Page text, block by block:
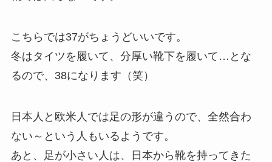
こちらでは37がちょうどいいです。
冬はタイツを履いて、分厚い靴下を履いて…とな
るので、38になります（笑）
日本人と欧米人では足の形が違うので、全然合わ
ない～という人もいるようです。
あと、足が小さい人は、日本から靴を持ってきた